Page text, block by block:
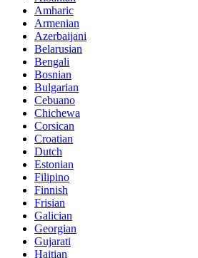
Amharic
Armenian
Azerbaijani
Belarusian
Bengali
Bosnian
Bulgarian
Cebuano
Chichewa
Corsican
Croatian
Dutch
Estonian
Filipino
Finnish
Frisian
Galician
Georgian
Gujarati
Haitian